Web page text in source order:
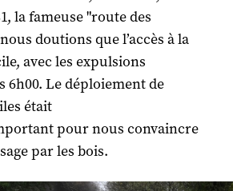
la fameuse "route des
doutions que l’accès à la
avec les expulsions
6h00. Le déploiement de
était
pour nous convaincre
par les bois.